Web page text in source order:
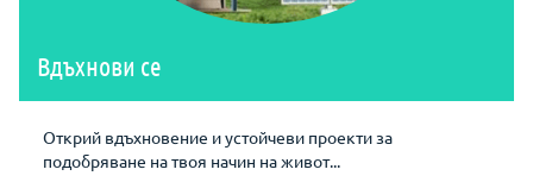
Вдъхнови се
Открий вдъхновение и устойчеви проекти за
подобряване на твоя начин на живот...